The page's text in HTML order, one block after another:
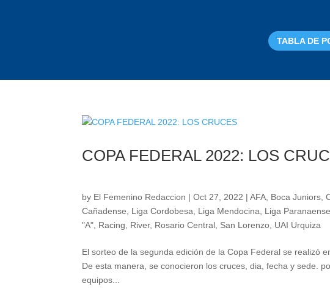
TABLA DE
COPA FEDERAL 2022: LOS
by El Femenino Redaccion |Oct 27, 2022 |AFA Boca Juniors ,
Cañadense
Liga Cordobesa Liga Mendocina Liga Paranaense
"A" Racing River, Rosario Central San Lorenzo UAI Urquiza
El sorteo de la segunda edición de la Copa Federal se realizó
De esta manera, se conocieron los cruces, dia, fecha y sede.
equipos...